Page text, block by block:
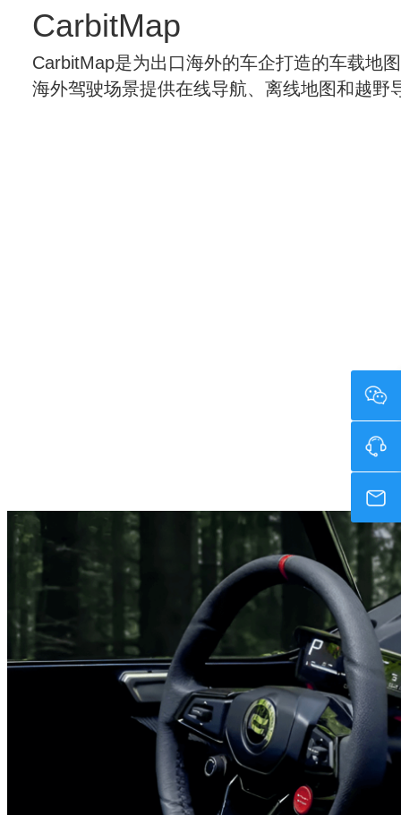
CarbitMap
CarbitMap是为出口海外的车企打造的车载地
海外驾驶场景提供在线导航、离线地图和越野